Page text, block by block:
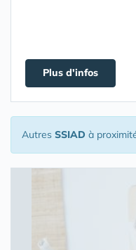
Plus d'infos
Autres SSIAD à